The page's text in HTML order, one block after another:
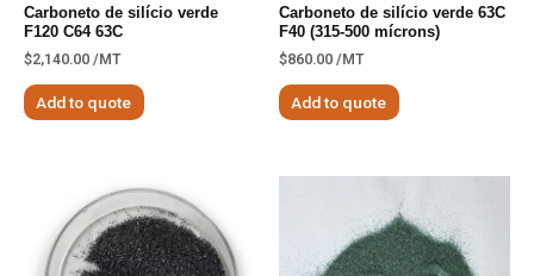
Carboneto de silício verde
F120 C64 63C
$2,140.00 /MT
Add to quote
Carboneto de silício verde 63C
F40 (315-500 mícrons)
$860.00 /MT
Add to quote